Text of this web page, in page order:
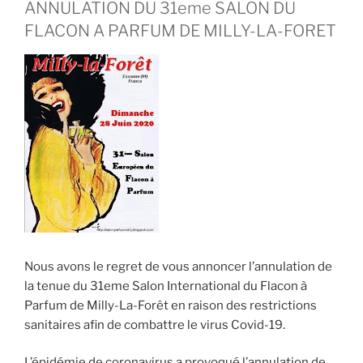
ANNULATION DU 31eme SALON DU
FLACON A PARFUM DE MILLY-LA-FORET
Nous avons le regret de vous annoncer l’annulation de
la tenue du 31eme Salon International du Flacon à
Parfum de Milly-La-Forêt en raison des restrictions
sanitaires afin de combattre le virus Covid-19.